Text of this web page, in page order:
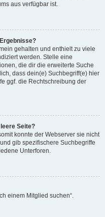
aus verfügbar ist.
gehalten und enthielt zu viele
werden. Stelle eine
die dir die erweiterte Suche
dass dein(e) Suchbegriff(e) hier
ggf. die Rechtschreibung der
Seite?
konnte der Webserver sie nicht
gib spezifischere Suchbegriffe
Unterforen.
einem Mitglied suchen“.